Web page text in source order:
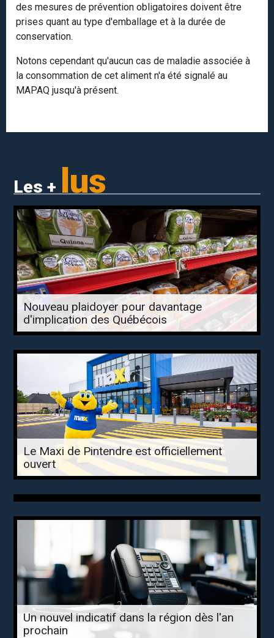
des mesures de prévention obligatoires doivent être
prises quant au type d'emballage et à la durée de
conservation.
Notons cependant qu'aucun cas de maladie associée à
la consommation de cet aliment n'a été signalé au
MAPAQ jusqu'à présent.
Les + lus
Nouveau plaidoyer pour davantage
d'implication des Québécois
Le Maxi de Pintendre est officiellement
ouvert
Un nouvel indicatif dans la région dès l'an
prochain